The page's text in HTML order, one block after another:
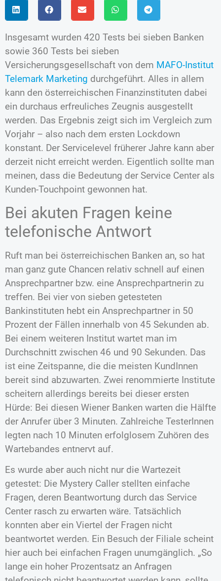
Insgesamt wurden 420 Tests bei sieben Banken
sowie 360 Tests bei sieben
Versicherungsgesellschaft von dem MAFO-Institut
Telemark Marketing durchgeführt. Alles in allem
kann den österreichischen Finanzinstituten dabei
ein durchaus erfreuliches Zeugnis ausgestellt
werden. Das Ergebnis zeigt sich im Vergleich zum
Vorjahr – also nach dem ersten Lockdown
konstant. Der Servicelevel früherer Jahre kann aber
derzeit nicht erreicht werden. Eigentlich sollte man
meinen, dass die Bedeutung der Service Center als
Kunden-Touchpoint gewonnen hat.
Bei akuten Fragen keine
telefonische Antwort
Ruft man bei österreichischen Banken an, so hat
man ganz gute Chancen relativ schnell auf einen
Ansprechpartner bzw. eine Ansprechpartnerin zu
treffen. Bei vier von sieben getesteten
Bankinstituten hebt ein Ansprechpartner in 50
Prozent der Fällen innerhalb von 45 Sekunden ab.
Bei einem weiteren Institut wartet man im
Durchschnitt zwischen 46 und 90 Sekunden. Das
ist eine Zeitspanne, die die meisten KundInnen
bereit sind abzuwarten. Zwei renommierte Institute
scheitern allerdings bereits bei dieser ersten
Hürde: Bei diesen Wiener Banken warten die Hälfte
der Anrufer über 3 Minuten. Zahlreiche TesterInnen
legten nach 10 Minuten erfolglosem Zuhören des
Wartebandes entnervt auf.
Es wurde aber auch nicht nur die Wartezeit
getestet: Die Mystery Caller stellten einfache
Fragen, deren Beantwortung durch das Service
Center rasch zu erwarten wäre. Tatsächlich
konnten aber ein Viertel der Fragen nicht
beantwortet werden. Ein Besuch der Filiale scheint
hier auch bei einfachen Fragen unumgänglich. „So
lange ein hoher Prozentsatz an Anfragen